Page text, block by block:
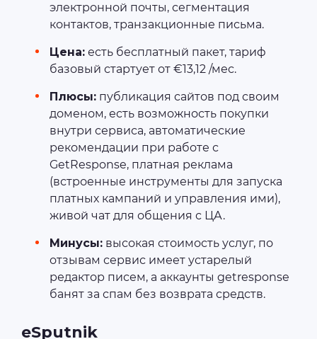
электронной почты, сегментация
контактов, транзакционные письма.
Цена: есть бесплатный пакет, тариф
базовый стартует от €13,12 /мес.
Плюсы: публикация сайтов под своим
доменом, есть возможность покупки
внутри сервиса, автоматические
рекомендации при работе с
GetResponse, платная реклама
(встроенные инструменты для запуска
платных кампаний и управления ими),
живой чат для общения с ЦА.
Минусы: высокая стоимость услуг, по
отзывам сервис имеет устарелый
редактор писем, а аккаунты getresponse
банят за спам без возврата средств.
eSputnik